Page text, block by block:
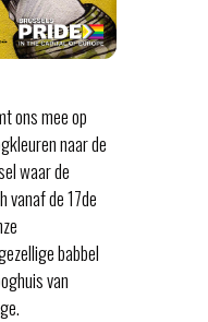
ons mee op
naar de
waar de
vanaf de 17de
babbel
van